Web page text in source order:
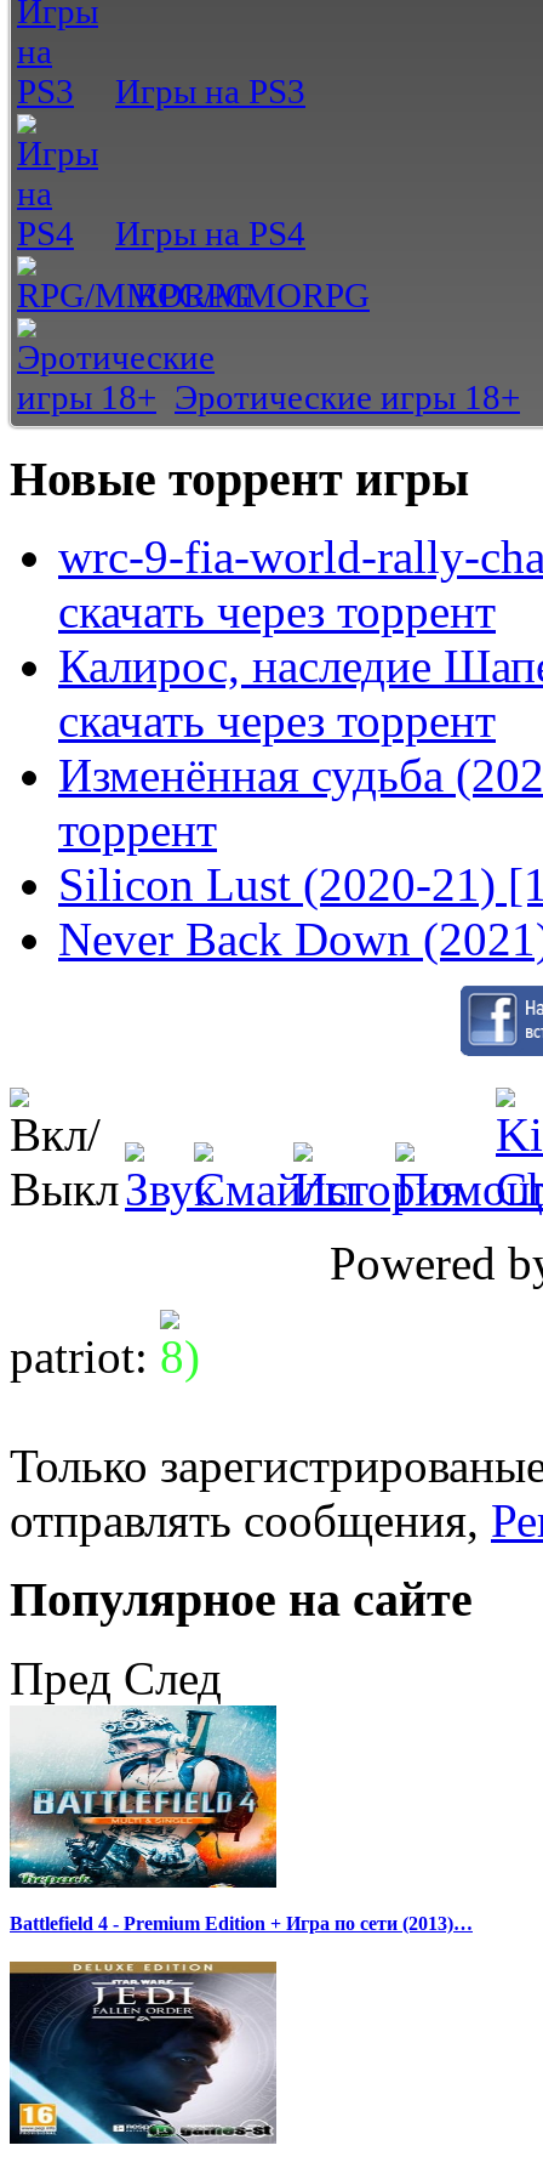
Игры на PS3
Игры на PS4
RPG/MMORPG
Эротические игры 18+
Новые торрент игры
wrc-9-fia-world-rally-
скачать через торрент
Калирос, наследие
скачать через торрент
Изменённая судьба
торрент
Silicon Lust (2020-21)
Never Back Down
Powered
patriot:
Только
отправлять сообщения,
Популярное на сайте
Пред След
Battlefield 4 - Premium Edition + Игра по сети (2013)…